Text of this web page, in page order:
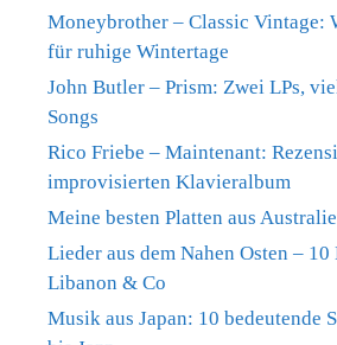
Moneybrother – Classic Vintage:
für ruhige Wintertage
John Butler – Prism: Zwei LPs,
Songs
Rico Friebe – Maintenant:
improvisierten Klavieralbum
Meine besten Platten aus
Lieder aus dem Nahen Osten –
Libanon & Co
Musik aus Japan: 10 bedeutende